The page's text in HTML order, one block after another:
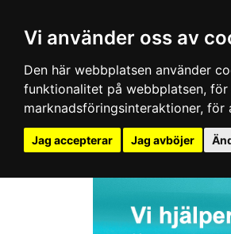
Vi använder oss av
Den här webbplatsen använder
funktionalitet på webbplatsen, för
marknadsföringsinteraktioner, för
Jag accepterar Jag avböjer